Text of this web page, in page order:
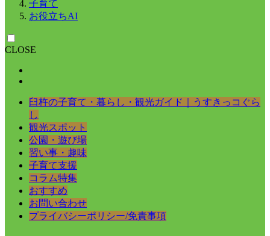
子育て
お役立ちAI
CLOSE
臼杵の子育て・暮らし・観光ガイド｜うすきっコぐら
し
観光スポット
公園・遊び場
習い事・趣味
子育て支援
コラム特集
おすすめ
お問い合わせ
プライバシーポリシー/免責事項